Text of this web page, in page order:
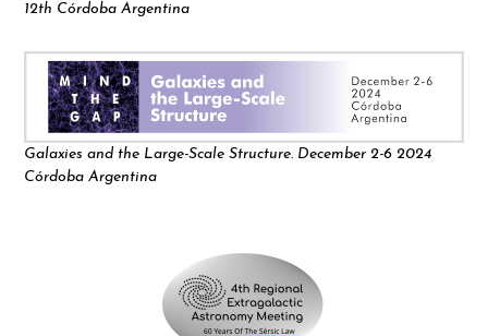
12th Córdoba Argentina
Galaxies and the Large-Scale Structure. December 2-6 2024
Córdoba Argentina